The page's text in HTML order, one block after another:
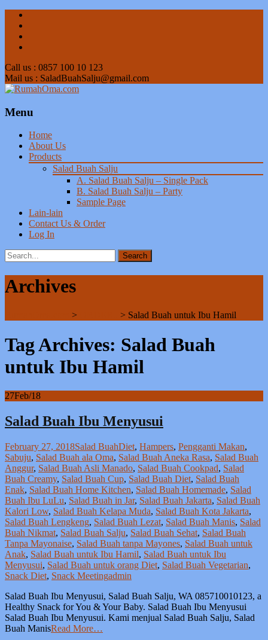
Call us : 0857 100 10 123
Mail us : SaladBuahSalju@gmail.com
Menu
Skip
content
Home
About Us
Products
Salad Buah Salju
A. Salad Buah Salju – Single Pack
B. Salad Buah Salju – Party
Sample Page
Lain-lain
Contact Us & Order
Log In
Search
for:
Archives
> > Salad Buah untuk Ibu Hamil
Tag Archives: Salad Buah
untuk Ibu Hamil
27Feb/18
Salad Buah Ibu Menyusui
February 27, 2018Salad BuahDiet, Hampers, Pengganti Makan,
Sabuju, Salad Buah ala Oma, Salad Buah Aneka Rasa, Salad Buah
Anggur, Salad Buah Asli Manado, Salad Buah Cookpad, Salad
Buah Creamy, Salad Buah Cup, Salad Buah Diet, Salad Buah
Enak, Salad Buah Home Kitchen, Salad Buah Homemade, Salad
Buah Ibu LuLu, Salad Buah in Jar, Salad Buah Jakarta, Salad Buah
Kalori Low, Salad Buah Kelapa Muda, Salad Buah Kota Jakarta,
Salad Buah Lengkeng, Salad Buah Lezat, Salad Buah Manis, Salad
Buah Nikmat, Salad Buah Salju, Salad Buah Sehat, Salad Buah
Tanpa Mayonaise, Salad Buah tanpa Mayones, Salad Buah untuk
Anak, Salad Buah untuk Ibu Hamil, Salad Buah untuk Ibu
Menyusui, Salad Buah untuk orang Diet, Salad Buah Vegetarian,
Snack Diet, Snack Meetingadmin
Salad Buah Ibu Menyusui, Salad Buah Salju, WA 085710010123, a
Healthy Snack for You & Your Baby. Salad Buah Ibu Menyusui
Salad Buah Ibu Menyusui. Kami menjual Salad Buah Salju, Salad
Buah ManisRead More…